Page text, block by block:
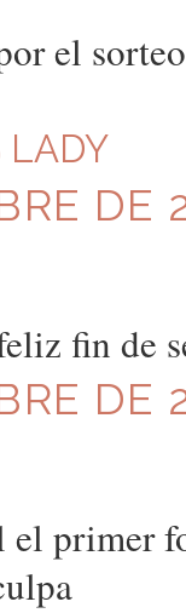
el
LADY
DE
fin de
DE
el primer